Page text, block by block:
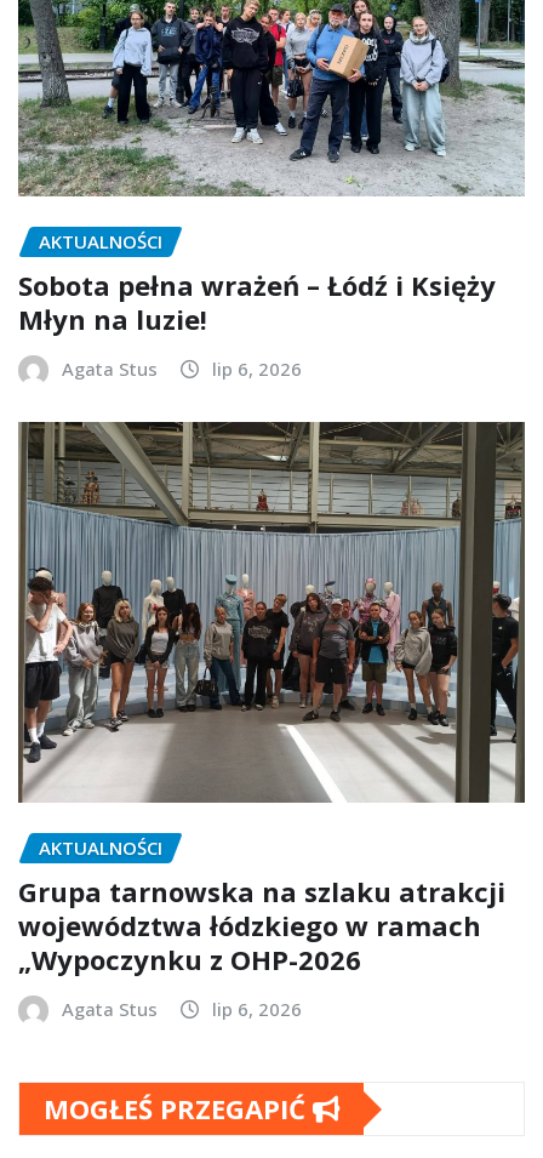
AKTUALNOŚCI
Sobota pełna wrażeń – Łódź i Księży
Młyn na luzie!
Agata Stus lip 6, 2026
AKTUALNOŚCI
Grupa tarnowska na szlaku atrakcji
województwa łódzkiego w ramach
„Wypoczynku z OHP-2026
Agata Stus lip 6, 2026
MOGŁEŚ PRZEGAPIĆ